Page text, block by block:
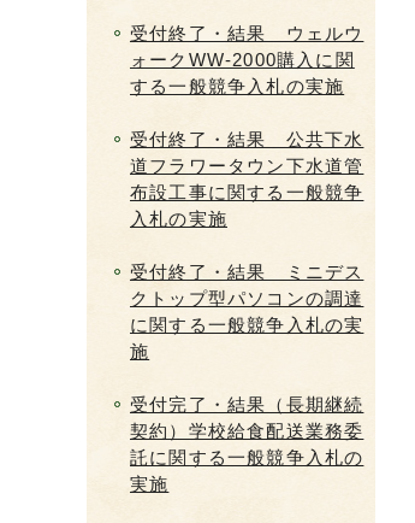
受付終了・結果 ウェルウ
ォークWW-2000購入に関
する一般競争入札の実施
受付終了・結果 公共下水
道フラワータウン下水道管
布設工事に関する一般競争
入札の実施
受付終了・結果 ミニデス
クトップ型パソコンの調達
に関する一般競争入札の実
施
受付完了・結果（長期継続
契約）学校給食配送業務委
託に関する一般競争入札の
実施